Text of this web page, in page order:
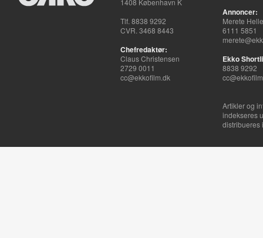
1408 København K
Tlf. 8838 9292
CVR. 3468 8443
Chefredaktør:
Claus Christensen
2729 0011
cc@ekkofilm.dk
Annoncer:
Merete
6111 5851
Ekko
8838 9292
Artikler og
indekseres
distribueres